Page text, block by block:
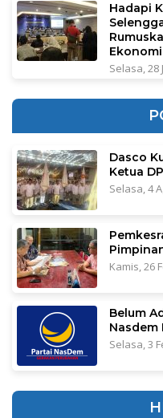
Hadapi
Selasa, 28
Dasco
Ketua
Selasa, 4
Kamis, 26
Belum
Nasdem
Selasa, 3